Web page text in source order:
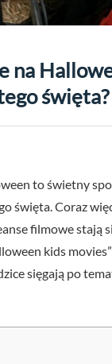
na
święta?
to świetny
święta. Coraz
filmowe stają
kids
sięgają po